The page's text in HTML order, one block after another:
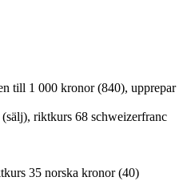
till 1 000 kronor (840), upprepar
riktkurs 68 schweizerfranc
35 norska kronor (40)